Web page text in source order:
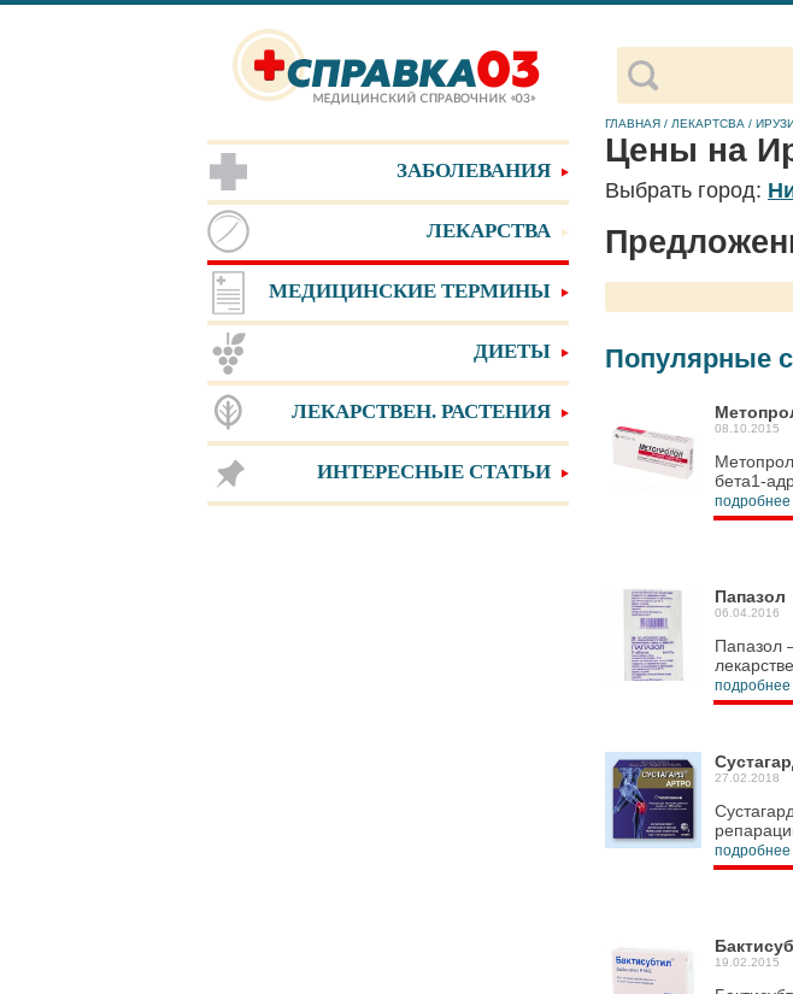
ГЛАВНАЯ / ЛЕКАРТСВА /
Цены на
Выбрать город:
Популярные
08.10.2015
бета1-
подробнее
Папазол
06.04.2016
Папазол
подробнее
27.02.2018
подробнее
19.02.2015
ЗАБОЛЕВАНИЯ
ЛЕКАРСТВА
МЕДИЦИНСКИЕ ТЕРМИНЫ
ДИЕТЫ
ЛЕКАРCТВЕН. РАСТЕНИЯ
ИНТЕРЕСНЫЕ СТАТЬИ